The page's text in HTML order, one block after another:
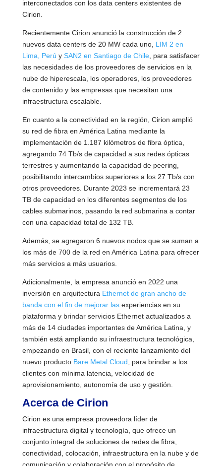
interconectados con los data centers existentes de
Cirion.
Recientemente Cirion anunció la construcción de 2
nuevos data centers de 20 MW cada uno, LIM 2 en
Lima, Perú y SAN2 en Santiago de Chile, para satisfacer
las necesidades de los proveedores de servicios en la
nube de hiperescala, los operadores, los proveedores
de contenido y las empresas que necesitan una
infraestructura escalable.
En cuanto a la conectividad en la región, Cirion amplió
su red de fibra en América Latina mediante la
implementación de 1.187 kilómetros de fibra óptica,
agregando 74 Tb/s de capacidad a sus redes ópticas
terrestres y aumentando la capacidad de peering,
posibilitando intercambios superiores a los 27 Tb/s con
otros proveedores. Durante 2023 se incrementará 23
TB de capacidad en los diferentes segmentos de los
cables submarinos, pasando la red submarina a contar
con una capacidad total de 132 TB.
Además, se agregaron 6 nuevos nodos que se suman a
los más de 700 de la red en América Latina para ofrecer
más servicios a más usuarios.
Adicionalmente, la empresa anunció en 2022 una
inversión en arquitectura Ethernet de gran ancho de
banda con el fin de mejorar lasexperiencias en su
plataforma y brindar servicios Ethernet actualizados a
más de 14 ciudades importantes de América Latina, y
también está ampliando su infraestructura tecnológica,
empezando en Brasil, con el reciente lanzamiento del
nuevo producto Bare Metal Cloud, para brindar a los
clientes con mínima latencia, velocidad de
aprovisionamiento, autonomía de uso y gestión.
Acerca de Cirion
Cirion es una empresa proveedora líder de
infraestructura digital y tecnología, que ofrece un
conjunto integral de soluciones de redes de fibra,
conectividad, colocación, infraestructura en la nube y de